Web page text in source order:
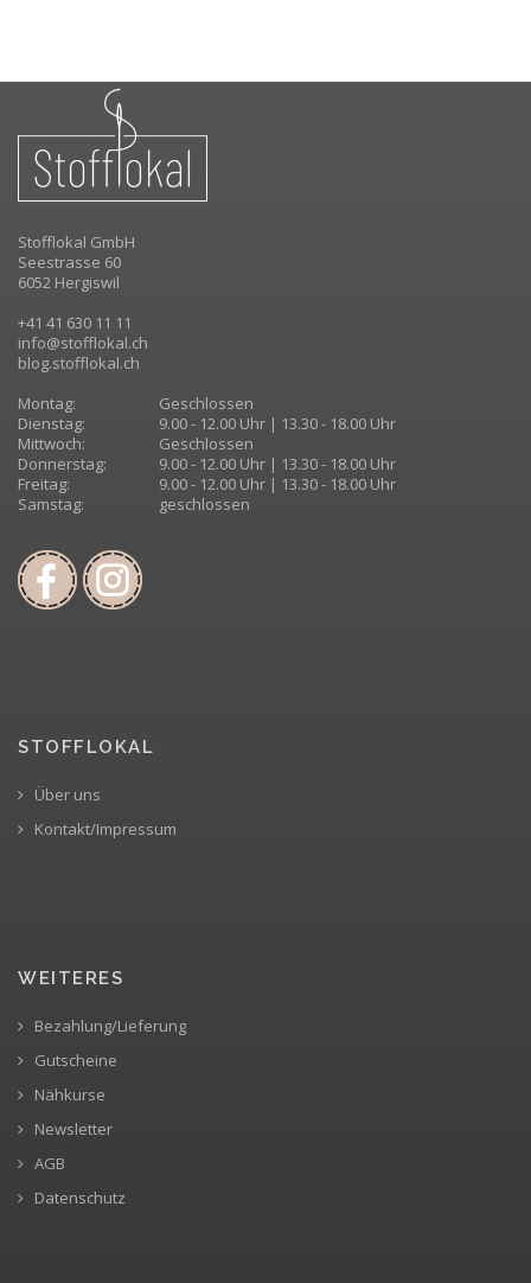
Stofflokal GmbH
Seestrasse 60
6052 Hergiswil
+41 41 630 11 11
info@stofflokal.ch
blog.stofflokal.ch
Montag:
Geschlossen
Dienstag:
9.00 - 12.00 Uhr | 13.30 - 18.00 Uhr
Mittwoch:
Geschlossen
Donnerstag:
9.00 - 12.00 Uhr | 13.30 - 18.00 Uhr
Freitag:
9.00 - 12.00 Uhr | 13.30 - 18.00 Uhr
Samstag:
geschlossen
STOFFLOKAL
Über uns
Kontakt/Impressum
WEITERES
Bezahlung/Lieferung
Gutscheine
Nähkurse
Newsletter
AGB
Datenschutz